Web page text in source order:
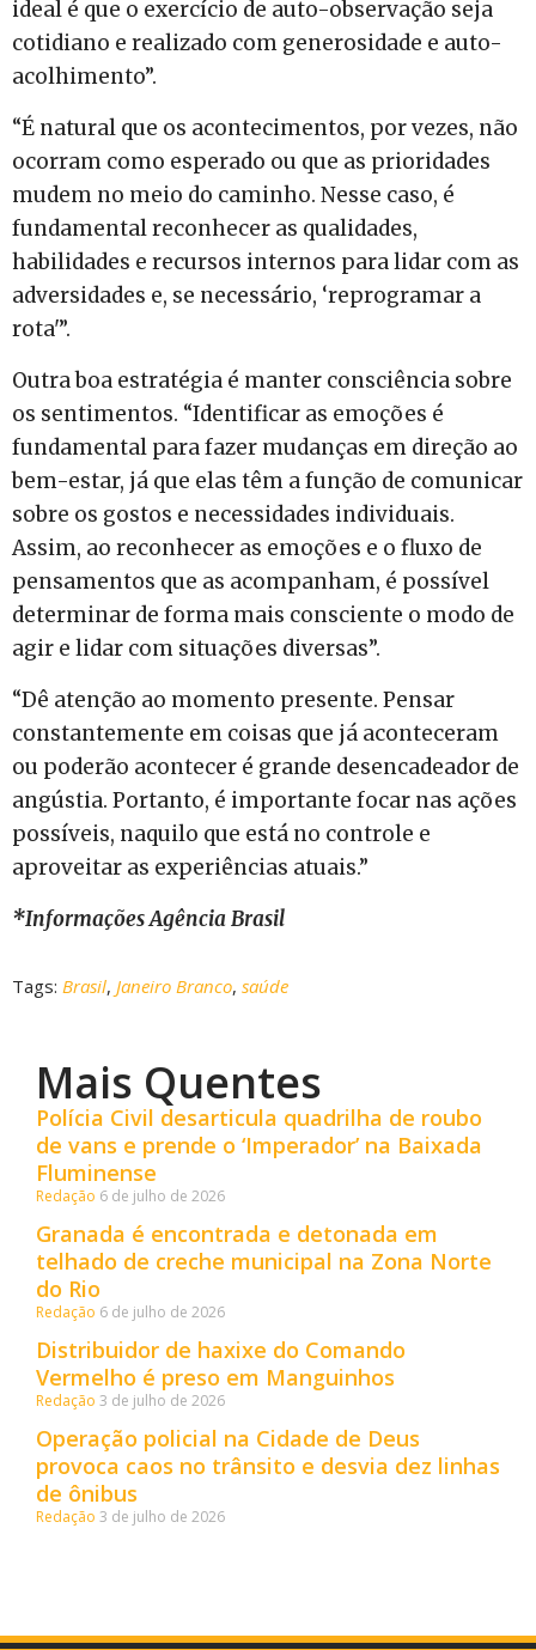
ideal é que o exercício de auto-observação seja
cotidiano e realizado com generosidade e auto-
acolhimento”.
“É natural que os acontecimentos, por vezes, não
ocorram como esperado ou que as prioridades
mudem no meio do caminho. Nesse caso, é
fundamental reconhecer as qualidades,
habilidades e recursos internos para lidar com as
adversidades e, se necessário, ‘reprogramar a
rota'”.
Outra boa estratégia é manter consciência sobre
os sentimentos. “Identificar as emoções é
fundamental para fazer mudanças em direção ao
bem-estar, já que elas têm a função de comunicar
sobre os gostos e necessidades individuais.
Assim, ao reconhecer as emoções e o fluxo de
pensamentos que as acompanham, é possível
determinar de forma mais consciente o modo de
agir e lidar com situações diversas”.
“Dê atenção ao momento presente. Pensar
constantemente em coisas que já aconteceram
ou poderão acontecer é grande desencadeador de
angústia. Portanto, é importante focar nas ações
possíveis, naquilo que está no controle e
aproveitar as experiências atuais.”
*Informações Agência Brasil
Tags: Brasil, Janeiro Branco, saúde
Mais Quentes
Polícia Civil desarticula quadrilha de roubo
de vans e prende o ‘Imperador’ na Baixada
Fluminense
Redação 6 de julho de 2026
Granada é encontrada e detonada em
telhado de creche municipal na Zona Norte
do Rio
Redação 6 de julho de 2026
Distribuidor de haxixe do Comando
Vermelho é preso em Manguinhos
Redação 3 de julho de 2026
Operação policial na Cidade de Deus
provoca caos no trânsito e desvia dez linhas
de ônibus
Redação 3 de julho de 2026